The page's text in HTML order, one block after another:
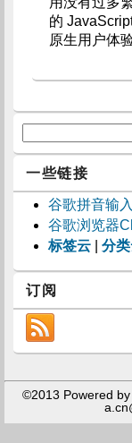
的
原生用户体
一些链接
谷歌拼音输
谷歌浏览器
标签云
分
订阅
©2013 Powered by